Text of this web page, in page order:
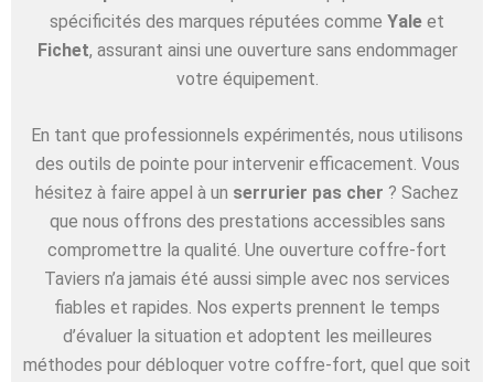
spécificités des marques réputées comme Yale et
Fichet, assurant ainsi une ouverture sans endommager
votre équipement.
En tant que professionnels expérimentés, nous utilisons
des outils de pointe pour intervenir efficacement. Vous
hésitez à faire appel à un serrurier pas cher ? Sachez
que nous offrons des prestations accessibles sans
compromettre la qualité. Une ouverture coffre-fort
Taviers n’a jamais été aussi simple avec nos services
fiables et rapides. Nos experts prennent le temps
d’évaluer la situation et adoptent les meilleures
méthodes pour débloquer votre coffre-fort, quel que soit